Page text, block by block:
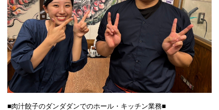
■肉汁餃子のダンダダンでのホール・キッチン業務■